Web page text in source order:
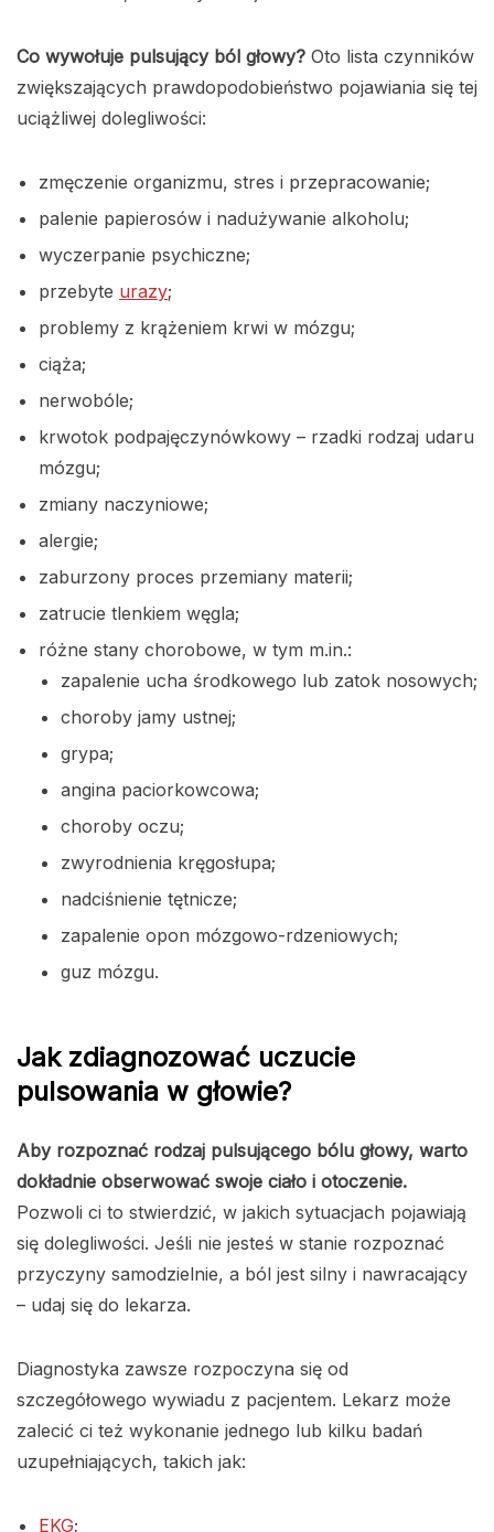
Co wywołuje pulsujący ból głowy? Oto lista czynników
zwiększających prawdopodobieństwo pojawiania się tej
uciążliwej dolegliwości:
zmęczenie organizmu, stres i przepracowanie;
palenie papierosów i nadużywanie alkoholu;
wyczerpanie psychiczne;
przebyte urazy;
problemy z krążeniem krwi w mózgu;
ciąża;
nerwobóle;
krwotok podpajęczynówkowy – rzadki rodzaj udaru
mózgu;
zmiany naczyniowe;
alergie;
zaburzony proces przemiany materii;
zatrucie tlenkiem węgla;
różne stany chorobowe, w tym m.in.:
zapalenie ucha środkowego lub zatok nosowych;
choroby jamy ustnej;
grypa;
angina paciorkowcowa;
choroby oczu;
zwyrodnienia kręgosłupa;
nadciśnienie tętnicze;
zapalenie opon mózgowo-rdzeniowych;
guz mózgu.
Jak zdiagnozować uczucie
pulsowania w głowie?
Aby rozpoznać rodzaj pulsującego bólu głowy, warto
dokładnie obserwować swoje ciało i otoczenie.
Pozwoli ci to stwierdzić, w jakich sytuacjach pojawiają
się dolegliwości. Jeśli nie jesteś w stanie rozpoznać
przyczyny samodzielnie, a ból jest silny i nawracający
– udaj się do lekarza.
Diagnostyka zawsze rozpoczyna się od
szczegółowego wywiadu z pacjentem. Lekarz może
zalecić ci też wykonanie jednego lub kilku badań
uzupełniających, takich jak:
EKG;